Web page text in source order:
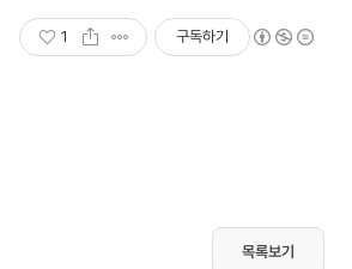
1 구독하기
목록보기